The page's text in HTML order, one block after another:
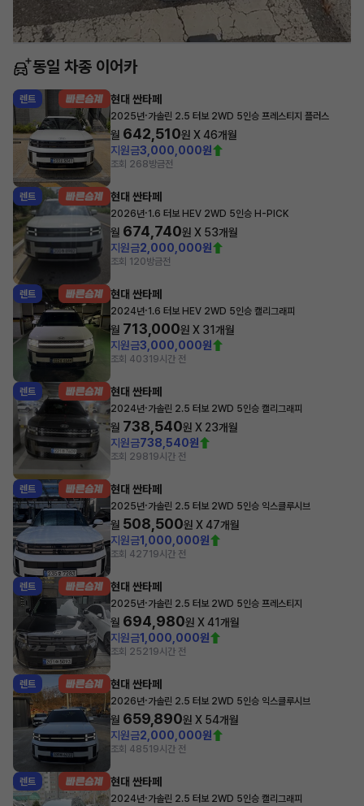
동일 차종 이어카
렌트 현대 싼타페
2025년·가솔린 2.5 터보 2WD 5인승 프레스티지 플러스
월 642,510원 X46개월
지원금3,000,000원
조회 268방금전
렌트 현대 싼타페
2026년·1.6 터보 HEV 2WD 5인승 H-PICK
월 674,740원 X 53개월
지원금2,000,000원
조회 120방금전
렌트 현대 싼타페
2024년·1.6 터보 HEV 2WD 5인승 캘리그래피
월 713,000원 X 31개월
지원금3,000,000원
조회 40319시간 전
렌트 현대 싼타페
2024년·가솔린 2.5 터보 2WD 5인승 캘리그래피
월 738,540원 X 23개월
지원금738,540원
조회 29819시간 전
렌트 현대 싼타페
2025년·가솔린 2.5 터보 2WD 5인승 익스클루시브
월 508,500원 X47개월
지원금1,000,000원
조회 42719시간 전
렌트 현대 싼타페
2025년·가솔린 2.5 터보 2WD 5인승 프레스티지
월 694,980원 X41개월
지원금1,000,000원
조회 25219시간 전
렌트 현대 싼타페
2026년·가솔린 2.5 터보 2WD 5인승 익스클루시브
월 659,890원 X 54개월
지원금2,000,000원
조회 48519시간 전
렌트 현대 싼타페
2024년·가솔린 2.5 터보 2WD 5인승 캘리그래피